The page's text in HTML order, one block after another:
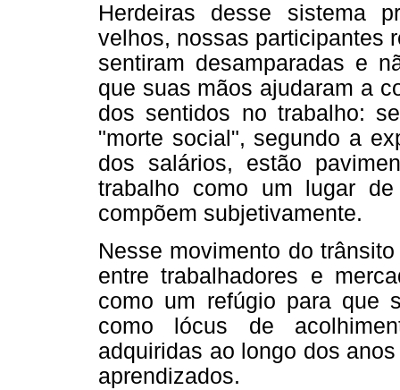
Herdeiras desse sistema
velhos, nossas participantes
sentiram desamparadas e
que suas mãos ajudaram a
dos sentidos no trabalho:
"morte social", segundo a
dos salários, estão
trabalho como um lugar
compõem subjetivamente.
Nesse movimento do
entre trabalhadores e
como um refúgio para que
como lócus de
adquiridas ao longo dos
aprendizados.